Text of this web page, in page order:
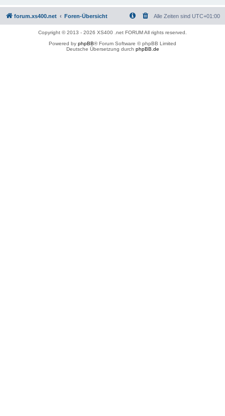
forum.xs400.net Foren-Übersicht Alle Zeiten sind UTC+01:00
Copyright © 2013 - 2026 XS400 .net FORUM All rights reserved.
Powered by phpBB® Forum Software © phpBB Limited
Deutsche Übersetzung durch phpBB.de